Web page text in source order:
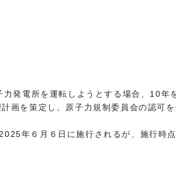
発電所を運転しようとする場合、10年
画を策定し、原子力規制委員会の認可を
年６月６日に施行されるが、施行時